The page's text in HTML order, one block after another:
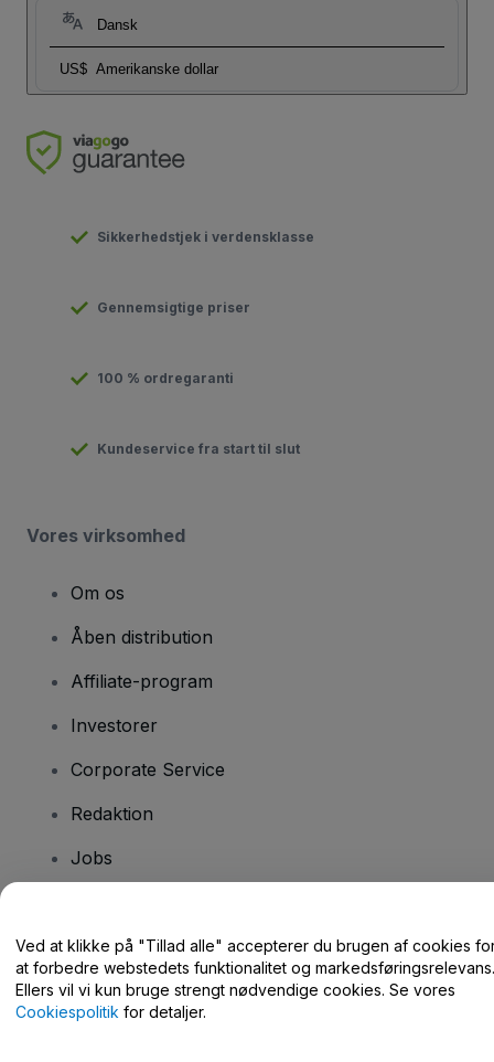
Dansk
US$ Amerikanske dollar
Sikkerhedstjek i verdensklasse
Gennemsigtige priser
100 % ordregaranti
Kundeservice fra start til slut
Vores virksomhed
Om os
Åben distribution
Affiliate-program
Investorer
Corporate Service
Redaktion
Jobs
Har du spørgsmål?
Hjælpecenter / Kontakt os
Ved at klikke på "Tillad alle" accepterer du brugen af cookies
at forbedre webstedets funktionalitet og markedsføringsrelevans.
Ellers vil vi kun bruge strengt nødvendige cookies. Se vores
Cookiespolitik for detaljer.